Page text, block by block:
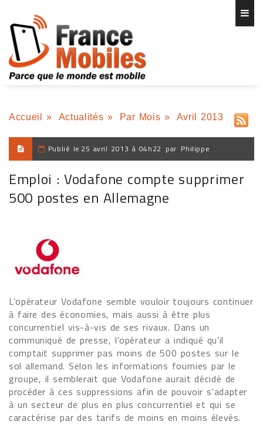
Accueil » Actualités » Par Mois » Avril 2013
Publié le 25 avril 2013 à 04h22 par Philippe
Emploi : Vodafone compte supprimer
500 postes en Allemagne
L’opérateur Vodafone semble vouloir toujours continuer
à faire des économies, mais aussi à être plus
concurrentiel vis-à-vis de ses rivaux. Dans un
communiqué de presse, l’opérateur a indiqué qu’il
comptait supprimer pas moins de 500 postes sur le
sol allemand. Selon les informations fournies par le
groupe, il semblerait que Vodafone aurait décidé de
procéder à ces suppressions afin de pouvoir s'adapter
à un secteur de plus en plus concurrentiel et qui se
caractérise par des tarifs de moins en moins élevés.